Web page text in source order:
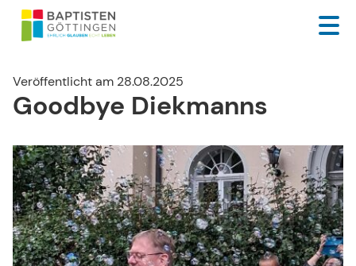
Veröffentlicht am 28.08.2025
Goodbye Diekmanns